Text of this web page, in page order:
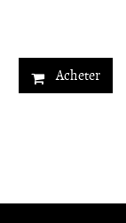
Acheter